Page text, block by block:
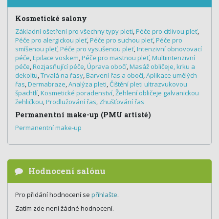
Kosmetické salony
Základní ošetření pro všechny typy pleti,Péče pro citlivou pleť,
Péče pro alergickou pleť,Péče pro suchou pleť,Péče pro
smíšenou pleť,Péče pro vysušenou pleť,Intenzivní obnovovací
péče,Epilace voskem,Péče pro mastnou pleť,Multiintenzivní
péče,Rozjasňující péče,Úprava obočí,Masáž obličeje, krku a
dekoltu,Trvalá na řasy,Barvení řas a obočí,Aplikace umělých
řas,Dermabraze,Analýza pleti,Čištění pleti ultrazvukovou
špachtlí,Kosmetické poradenství,Žehlení obličeje galvanickou
žehličkou,Prodlužování řas, Zhušťování řas
Permanentní make-up (PMU artisté)
Permanentní make-up
Hodnocení salónu
Pro přidání hodnocení se přihlašte.
Zatím zde není žádné hodnocení.